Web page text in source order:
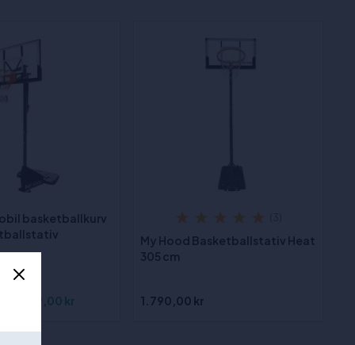
basketballkurv
2.799,00 kr
My Hood Basketballstativ Heat
305 cm
1.790,00 kr